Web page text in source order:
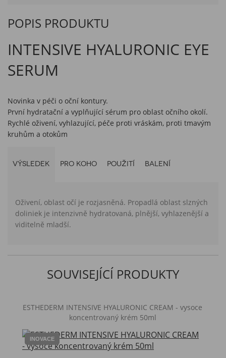
POPIS PRODUKTU
INTENSIVE HYALURONIC EYE
SERUM
Novinka v péči o oční kontury.
První hydratační a vyplňující sérum pro oblast očního okolí.
Rychlé oživení, vyhlazující, péče proti vráskám, proti tmavým
kruhům a otokům
VÝSLEDEK PRO KOHO POUŽITÍ BALENÍ
Oživení, oblast očí je rozjasněná. Propadlá oblast slzných
doliniek je intenzivně hydratovaná, plnější, vyhlazenější a
viditelně mladší.
SOUVISEJÍCÍ PRODUKTY
ESTHEDERM INTENSIVE HYALURONIC CREAM - vysoce
koncentrovaný krém 50ml
INOVACE